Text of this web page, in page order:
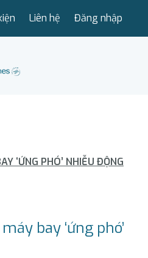
Liên hệ Đăng nhập
‘ỨNG PHÓ’ NHIỄU ĐỘNG
bay ‘ứng phó’